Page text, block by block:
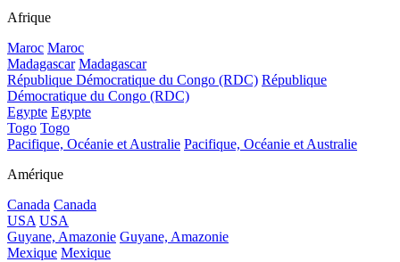
Afrique
Maroc Maroc
Madagascar Madagascar
République Démocratique du Congo (RDC) République
Démocratique du Congo (RDC)
Egypte Egypte
Togo Togo
Pacifique, Océanie et Australie Pacifique, Océanie et Australie
Amérique
Canada Canada
USA USA
Guyane, Amazonie Guyane, Amazonie
Mexique Mexique